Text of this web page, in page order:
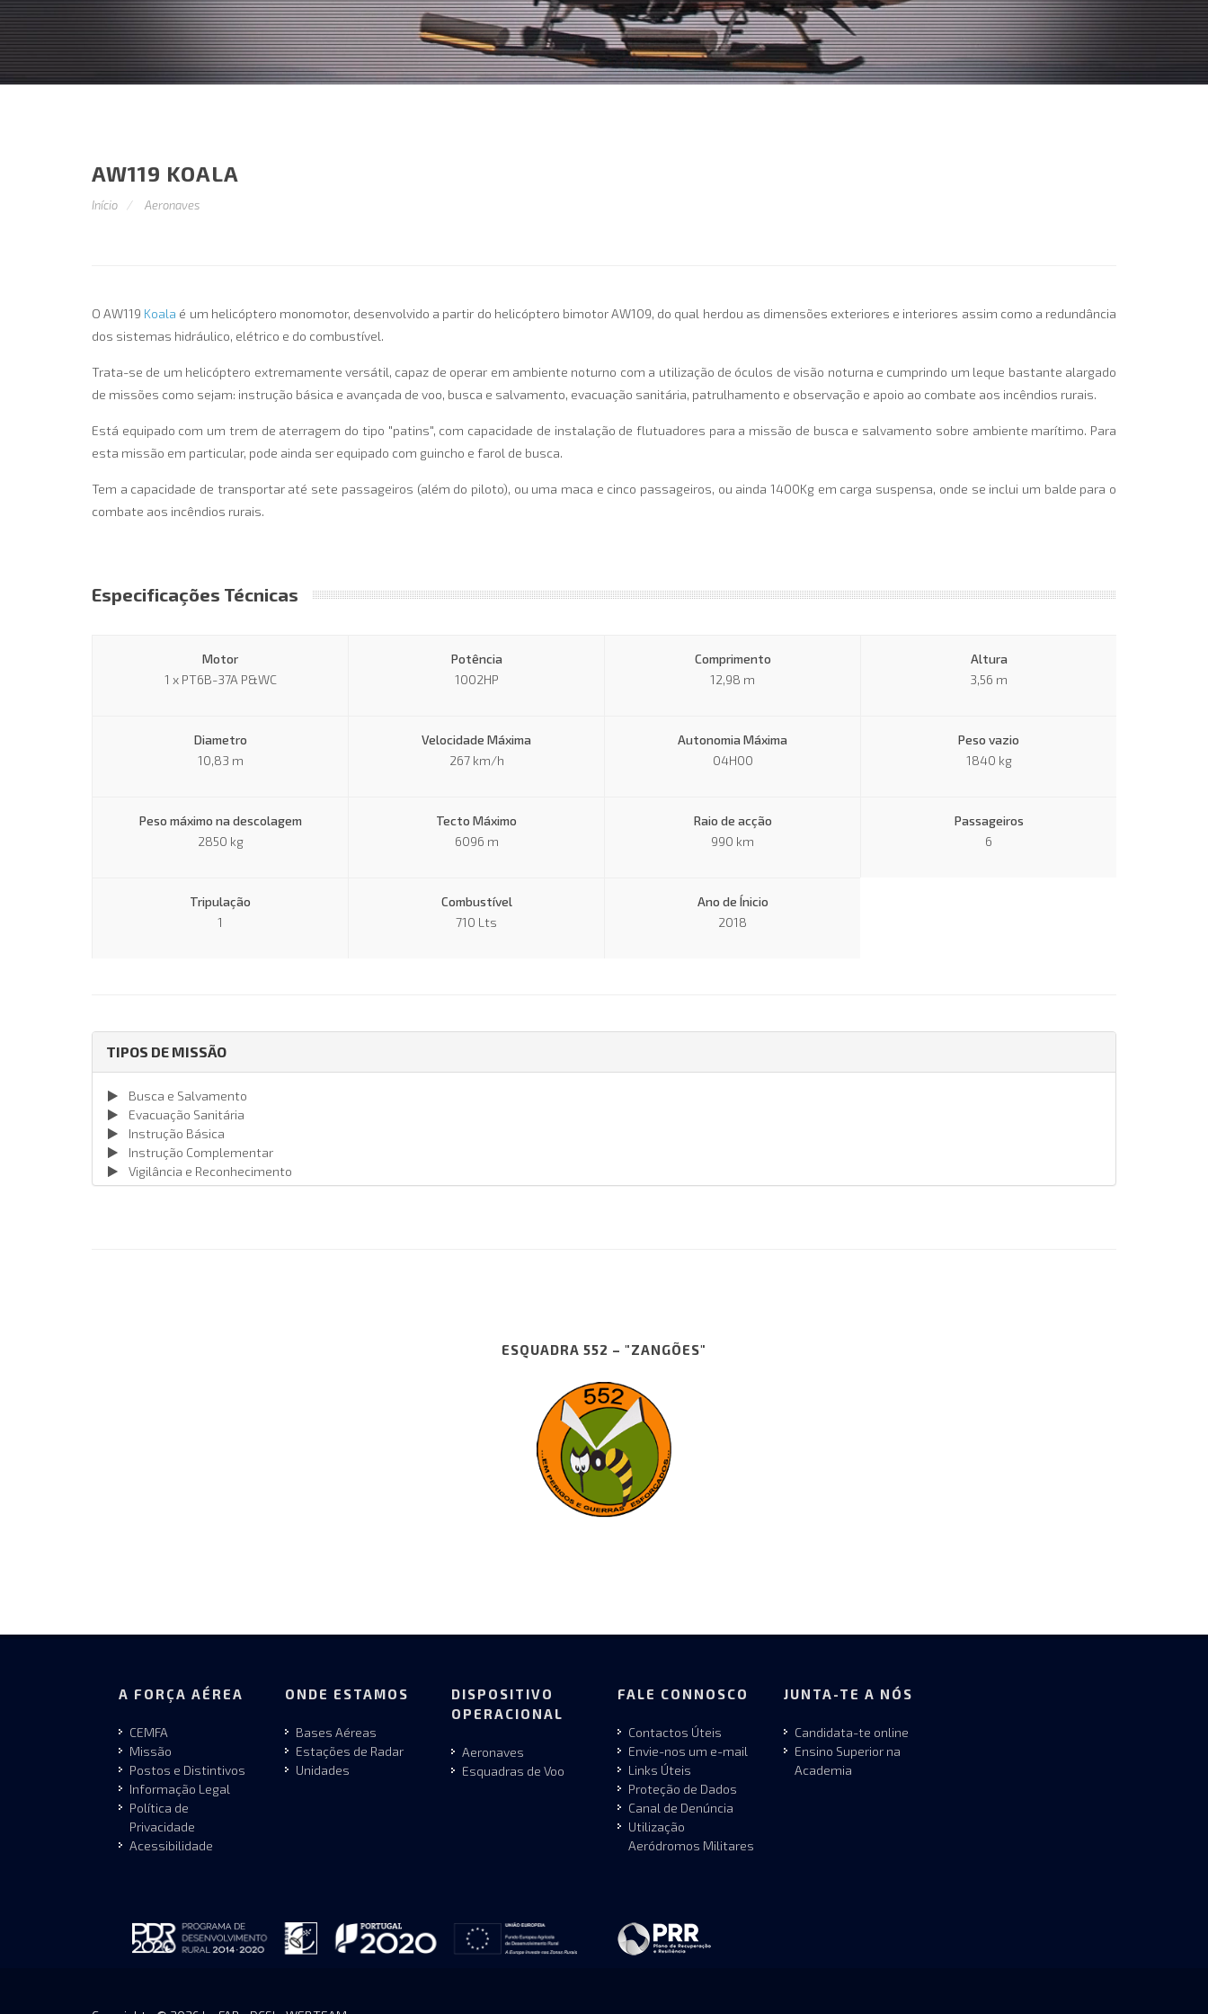
AW119 KOALA
Início Aeronaves
O AW119 Koala é um helicóptero monomotor, desenvolvido a partir do helicóptero bimotor AW109, do qual herdou as dimensões exteriores e interiores assim como a redundância
dos sistemas hidráulico, elétrico e do combustível.
Trata-se de um helicóptero extremamente versátil, capaz de operar em ambiente noturno com a utilização de óculos de visão noturna e cumprindo um leque bastante alargado
de missões como sejam: instrução básica e avançada de voo, busca e salvamento, evacuação sanitária, patrulhamento e observação e apoio ao combate aos incêndios rurais.
Está equipado com um trem de aterragem do tipo "patins", com capacidade de instalação de flutuadores para a missão de busca e salvamento sobre ambiente marítimo. Para
esta missão em particular, pode ainda ser equipado com guincho e farol de busca.
Tem a capacidade de transportar até sete passageiros (além do piloto), ou uma maca e cinco passageiros, ou ainda 1400Kg em carga suspensa, onde se inclui um balde para o
combate aos incêndios rurais.
Especificações Técnicas
Motor
1 x PT6B-37A P&WC
Potência
1002HP
Comprimento
12,98 m
Altura
3,56 m
Diametro
10,83 m
Velocidade Máxima
267 km/h
Autonomia Máxima
04H00
Peso vazio
1840 kg
Peso máximo na descolagem
2850 kg
Tecto Máximo
6096 m
Raio de acção
990 km
Passageiros
6
Tripulação
1
Combustível
710 Lts
Ano de Ínicio
2018
TIPOS DE MISSÃO
Busca e Salvamento
Evacuação Sanitária
Instrução Básica
Instrução Complementar
Vigilância e Reconhecimento
ESQUADRA 552 – "ZANGÕES"
A FORÇA AÉREA
CEMFA
Missão
Postos e Distintivos
Informação Legal
Política de
Privacidade
Acessibilidade
ONDE ESTAMOS
Bases Aéreas
Estações de Radar
Unidades
DISPOSITIVO
OPERACIONAL
Aeronaves
Esquadras de Voo
FALE CONNOSCO
Contactos Úteis
Envie-nos um e-mail
Links Úteis
Proteção de Dados
Canal de Denúncia
Utilização
Aeródromos Militares
JUNTA-TE A NÓS
Candidata-te online
Ensino Superior na
Academia